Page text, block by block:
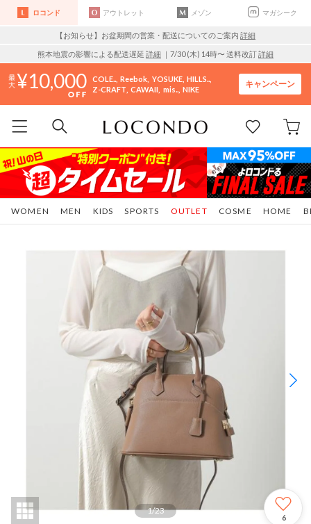
ロコンド アウトレット メゾン マガシーク
【お知らせ】お盆期間の営業・配送についてのご案内 詳細
熊本地震の影響による配送遅延 詳細 ｜7/30 (木) 14時〜 送料改訂詳細
10,000 COLE.. Reebok YOSUKE HILLS..
Z-CRAFT CAWAII mis.. NIKE
キャンペーン
WOMEN MEN KIDS SPORTS COSME HOME
OUTLET
1/23
6